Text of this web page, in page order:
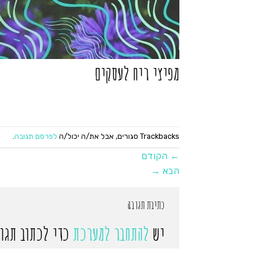
מפיצי ריח לעסקים
Trackbacks סגורים, אבל את/ה יכול/ה לפרסם תגובה.
← הקודם
הבא →
כתיבת תגובה
יש להתחבר למערכת כדי לכתוב